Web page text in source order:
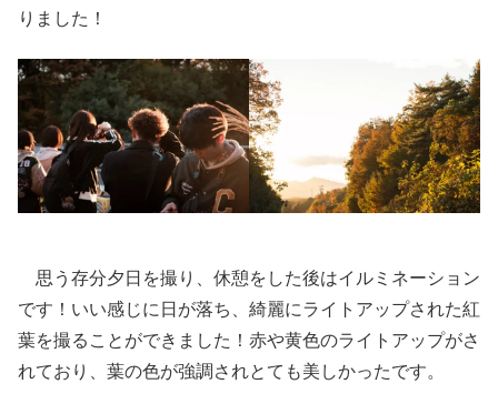
りました！
思う存分夕日を撮り、休憩をした後はイルミネーション
です！いい感じに日が落ち、綺麗にライトアップされた紅
葉を撮ることができました！赤や黄色のライトアップがさ
れており、葉の色が強調されとても美しかったです。